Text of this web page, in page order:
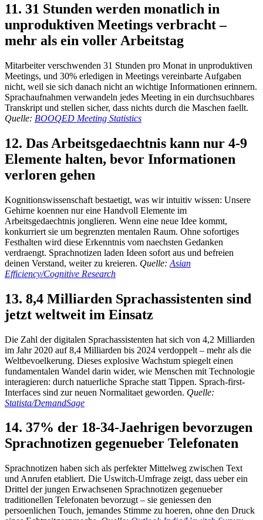
11. 31 Stunden werden monatlich in
unproduktiven Meetings verbracht –
mehr als ein voller Arbeitstag
Mitarbeiter verschwenden 31 Stunden pro Monat in unproduktiven
Meetings, und 30% erledigen in Meetings vereinbarte Aufgaben
nicht, weil sie sich danach nicht an wichtige Informationen erinnern.
Sprachaufnahmen verwandeln jedes Meeting in ein durchsuchbares
Transkript und stellen sicher, dass nichts durch die Maschen faellt.
Quelle: BOOQED Meeting Statistics
12. Das Arbeitsgedaechtnis kann nur 4-9
Elemente halten, bevor Informationen
verloren gehen
Kognitionswissenschaft bestaetigt, was wir intuitiv wissen: Unsere
Gehirne koennen nur eine Handvoll Elemente im
Arbeitsgedaechtnis jonglieren. Wenn eine neue Idee kommt,
konkurriert sie um begrenzten mentalen Raum. Ohne sofortiges
Festhalten wird diese Erkenntnis vom naechsten Gedanken
verdraengt. Sprachnotizen laden Ideen sofort aus und befreien
deinen Verstand, weiter zu kreieren. Quelle: Asian
Efficiency/Cognitive Research
13. 8,4 Milliarden Sprachassistenten sind
jetzt weltweit im Einsatz
Die Zahl der digitalen Sprachassistenten hat sich von 4,2 Milliarden
im Jahr 2020 auf 8,4 Milliarden bis 2024 verdoppelt – mehr als die
Weltbevoelkerung. Dieses explosive Wachstum spiegelt einen
fundamentalen Wandel darin wider, wie Menschen mit Technologie
interagieren: durch natuerliche Sprache statt Tippen. Sprach-first-
Interfaces sind zur neuen Normalitaet geworden. Quelle:
Statista/DemandSage
14. 37% der 18-34-Jaehrigen bevorzugen
Sprachnotizen gegenueber Telefonaten
Sprachnotizen haben sich als perfekter Mittelweg zwischen Text
und Anrufen etabliert. Die Uswitch-Umfrage zeigt, dass ueber ein
Drittel der jungen Erwachsenen Sprachnotizen gegenueber
traditionellen Telefonaten bevorzugt – sie geniessen den
persoenlichen Touch, jemandes Stimme zu hoeren, ohne den Druck